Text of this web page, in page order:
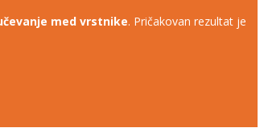
med vrstnike. Pričakovan rezultat je